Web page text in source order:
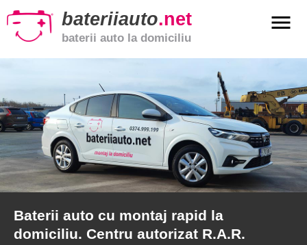
bateriiauto.net
baterii auto la domiciliu
menu
Baterii
moto
Baterii
de
camion
Baterii auto cu montaj rapid la
domiciliu. Centru autorizat R.A.R.